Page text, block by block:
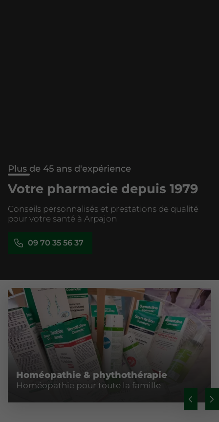
Plus de 45 ans d'expérience
Votre pharmacie depuis 1979
Conseils personnalisés et prestations de qualité
pour votre santé à Arpajon
09 70 35 56 37
Homéopathie & phythothérapie
Homéopathie pour toute la famille